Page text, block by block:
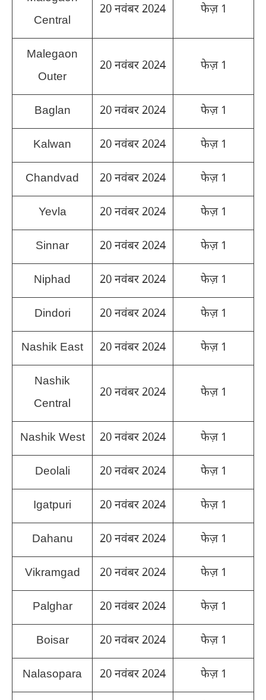
Central
20 नवंबर 2024 फेज़ 1
Malegaon
Outer
20 नवंबर 2024 फेज़ 1
Baglan 20 नवंबर 2024 फेज़ 1
Kalwan 20 नवंबर 2024 फेज़ 1
Chandvad 20 नवंबर 2024 फेज़ 1
Yevla 20 नवंबर 2024 फेज़ 1
Sinnar 20 नवंबर 2024 फेज़ 1
Niphad 20 नवंबर 2024 फेज़ 1
Dindori 20 नवंबर 2024 फेज़ 1
Nashik East 20 नवंबर 2024 फेज़ 1
Nashik
Central
20 नवंबर 2024 फेज़ 1
Nashik West 20 नवंबर 2024 फेज़ 1
Deolali 20 नवंबर 2024 फेज़ 1
Igatpuri 20 नवंबर 2024 फेज़ 1
Dahanu 20 नवंबर 2024 फेज़ 1
Vikramgad 20 नवंबर 2024 फेज़ 1
Palghar 20 नवंबर 2024 फेज़ 1
Boisar 20 नवंबर 2024 फेज़ 1
Nalasopara 20 नवंबर 2024 फेज़ 1